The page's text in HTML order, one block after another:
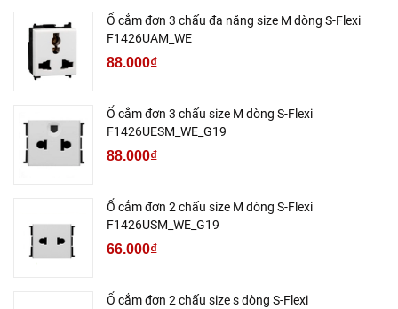
Ổ cắm đơn 3 chấu đa năng size M dòng S-Flexi
F1426UAM_WE
88.000₫
Ổ cắm đơn 3 chấu size M dòng S-Flexi
F1426UESM_WE_G19
88.000₫
Ổ cắm đơn 2 chấu size M dòng S-Flexi
F1426USM_WE_G19
66.000₫
Ổ cắm đơn 2 chấu size s dòng S-Flexi